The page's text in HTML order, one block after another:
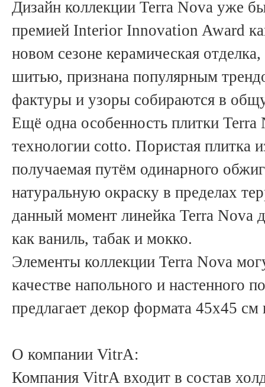
Дизайн коллекции Terra Nova уже
премией Interior Innovation Award
новом сезоне керамическая
шитью, признана популярным
фактуры и узоры собираются в
Ещё одна особенность плитки Terra
технологии cotto. Пористая плитка
получаемая путём одинарного
натуральную окраску в пределах
данный момент линейка Terra Nova
как ваниль, табак и мокко.
Элементы коллекции Terra Nova
качестве напольного и настенного
предлагает декор формата 45х45
О компании VitrA:
Компания VitrA входит в состав